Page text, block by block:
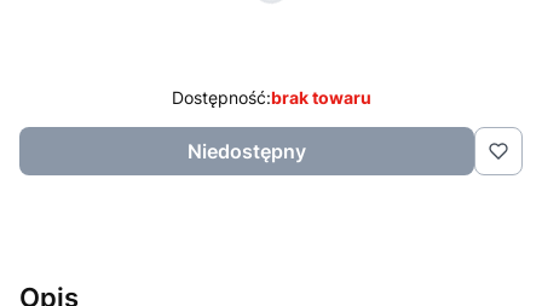
Dostępność:brak towaru
Niedostępny
Opis